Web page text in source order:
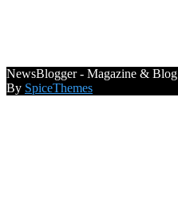
NewsBlogger - Magazine & Blog
By SpiceThemes